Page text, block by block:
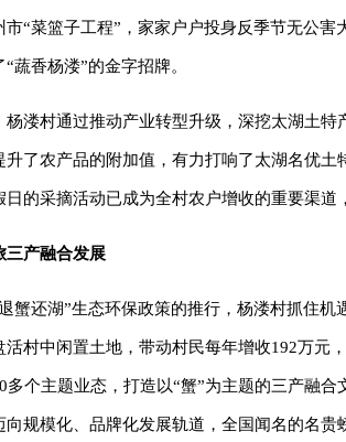
市“菜篮子工程”，家家户户投身反季节无公
蔬香杨溇”的金字招牌。
杨溇村通过推动产业转型升级，深挖太湖土
升了农产品的附加值，有力打响了太湖名优
日的采摘活动已成为全村农户增收的重要渠
三产融合发展
蟹还湖”生态环保政策的推行，杨溇村抓住
活村中闲置土地，带动村民每年增收192万元
多个主题业态，打造以“蟹”为主题的三产融
向规模化、品牌化发展轨道，全国闻名的名贵